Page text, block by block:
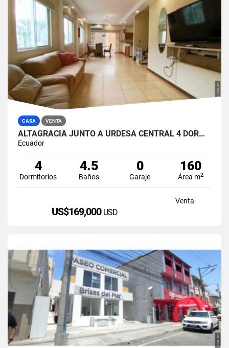
CASA VENTA
ALTAGRACIA JUNTO A URDESA CENTRAL 4 DORMITORIOS CASA EN VENTA
Ecuador
4
Dormitorios
4.5
Baños
0
Garaje
160
Área m2
Venta
US$169,000 USD